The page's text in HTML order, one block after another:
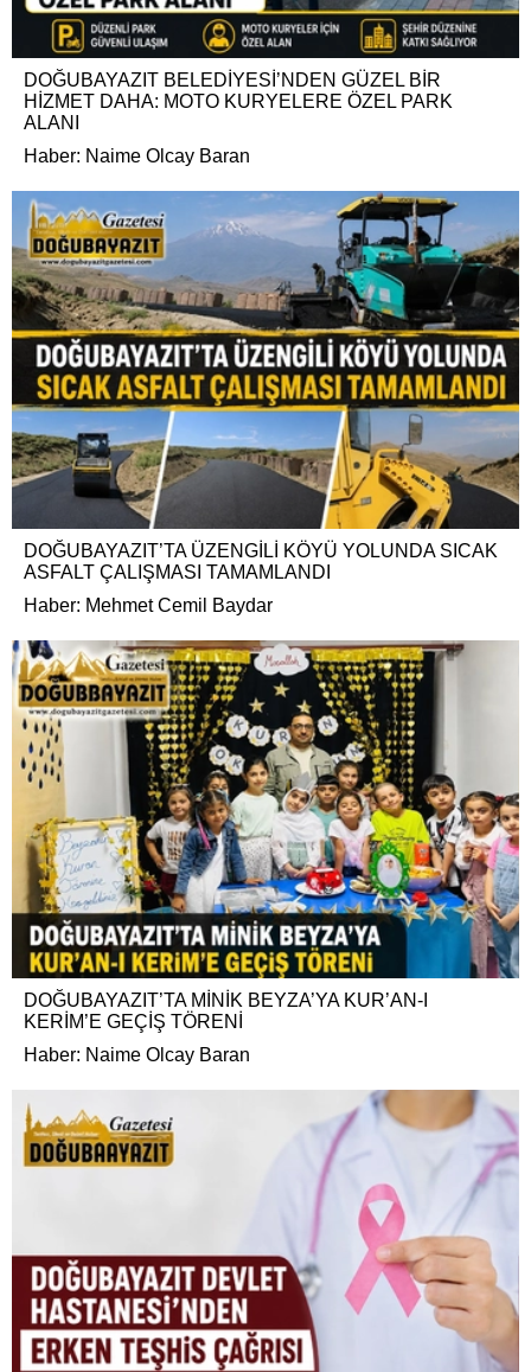
DOĞUBAYAZIT BELEDİYESİ’NDEN GÜZEL BİR
HİZMET DAHA: MOTO KURYELERE ÖZEL PARK
ALANI
Haber: Naime Olcay Baran
DOĞUBAYAZIT’TA ÜZENGİLİ KÖYÜ YOLUNDA SICAK
ASFALT ÇALIŞMASI TAMAMLANDI
Haber: Mehmet Cemil Baydar
DOĞUBAYAZIT’TA MİNİK BEYZA’YA KUR’AN-I
KERİM’E GEÇİŞ TÖRENİ
Haber: Naime Olcay Baran